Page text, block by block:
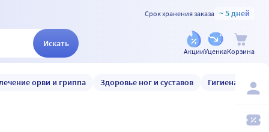
Срок хранения заказа ~ 5 дней
Искать
АкцииУценкаКорзина
орви и гриппа Здоровье ног и суставов Гигиена и уход